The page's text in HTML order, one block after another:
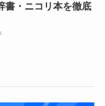
書・ニコリ本を徹底